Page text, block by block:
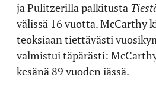
ja Pulitzerilla palkitusta
välissä 16 vuotta. McCarthy
teoksiaan tiettävästi
valmistui täpärästi:
kesänä 89 vuoden iässä.